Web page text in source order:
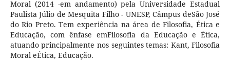
Moral (2014 -em andamento) pela Universidade Estadual
Paulista Júlio de Mesquita Filho - UNESP, Câmpus deSão José
do Rio Preto. Tem experiência na área de Filosofia, Ética e
Educação, com ênfase emFilosofia da Educação e Ética,
atuando principalmente nos seguintes temas: Kant, Filosofia
Moral eÉtica, Educação.